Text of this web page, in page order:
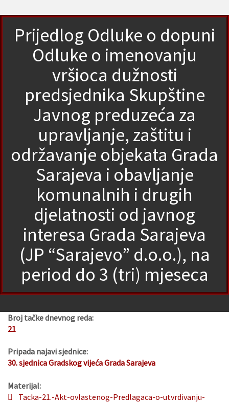
Prijedlog Odluke o dopuni
Odluke o imenovanju
vršioca dužnosti
predsjednika Skupštine
Javnog preduzeća za
upravljanje, zaštitu i
održavanje objekata Grada
Sarajeva i obavljanje
komunalnih i drugih
djelatnosti od javnog
interesa Grada Sarajeva
(JP “Sarajevo” d.o.o.), na
period do 3 (tri) mjeseca
Broj tačke dnevnog reda:
21
Pripada najavi sjednice:
30. sjednica Gradskog vijeća Grada Sarajeva
Materijal:
Tacka-21.-Akt-ovlastenog-Predlagaca-o-utvrdivanju-